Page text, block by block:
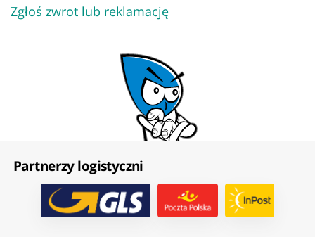
Zgłoś zwrot lub reklamację
Partnerzy logistyczni